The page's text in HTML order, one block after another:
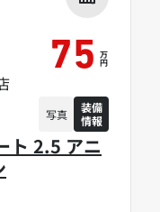
ト 2.5 アニ
75 万
円
写真
装備
情報